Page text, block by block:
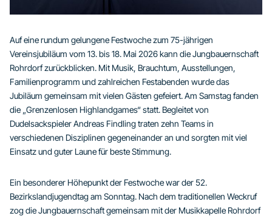
Auf eine rundum gelungene Festwoche zum 75-jährigen
Vereinsjubiläum vom 13. bis 18. Mai 2026 kann die Jungbauernschaft
Rohrdorf zurückblicken. Mit Musik, Brauchtum, Ausstellungen,
Familienprogramm und zahlreichen Festabenden wurde das
Jubiläum gemeinsam mit vielen Gästen gefeiert. Am Samstag fanden
die „Grenzenlosen Highlandgames“ statt. Begleitet von
Dudelsackspieler Andreas Findling traten zehn Teams in
verschiedenen Disziplinen gegeneinander an und sorgten mit viel
Einsatz und guter Laune für beste Stimmung.
Ein besonderer Höhepunkt der Festwoche war der 52.
Bezirkslandjugendtag am Sonntag. Nach dem traditionellen Weckruf
zog die Jungbauernschaft gemeinsam mit der Musikkapelle Rohrdorf